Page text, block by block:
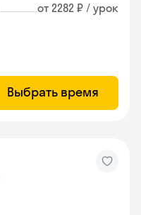
от 2282 ₽ / урок
Выбрать время